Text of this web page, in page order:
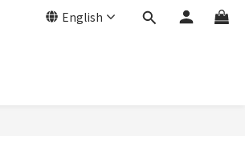
English